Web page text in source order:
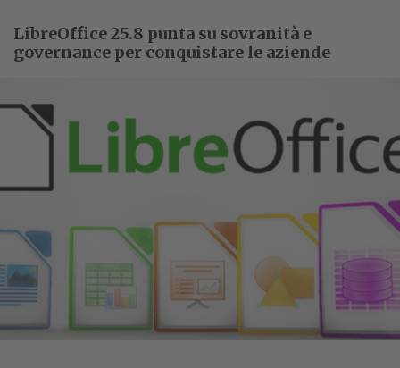
LibreOffice 25.8 punta su sovranità e
governance per conquistare le aziende